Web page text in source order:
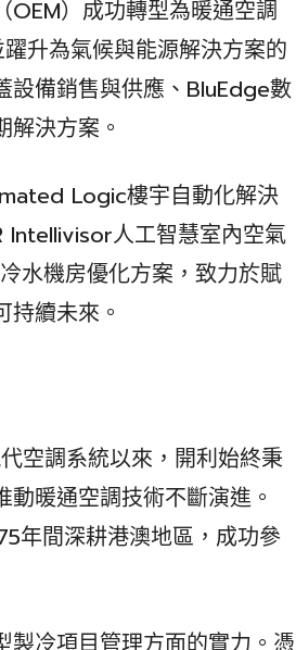
）成功轉型為暖通空調
升為氣候與能源解決方案的
設備銷售與供應、BluEdge數
決方案。
Logic樓宇自動化解決
Intellivisor人工智慧室內空氣
水機房優化方案，致力於賦
續未來。
空調系統以來，開利始終秉
暖通空調技術不斷演進。
年間深耕港澳地區，成功參